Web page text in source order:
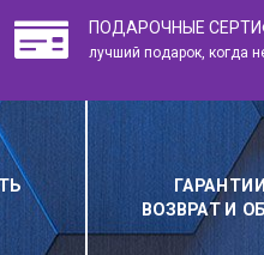
ПОДАРОЧНЫЕ
лучший подарок, когда
ВОЗВРАТ И